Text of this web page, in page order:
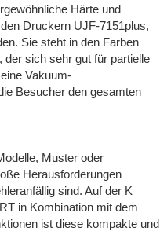
Härte und
Druckern UJF-7151plus,
Sie steht in den Farben
sich sehr gut für partielle
Vakuum-
Besucher den gesamten
Muster oder
Herausforderungen
sind. Auf der K
in Kombination mit dem
ist diese kompakte und